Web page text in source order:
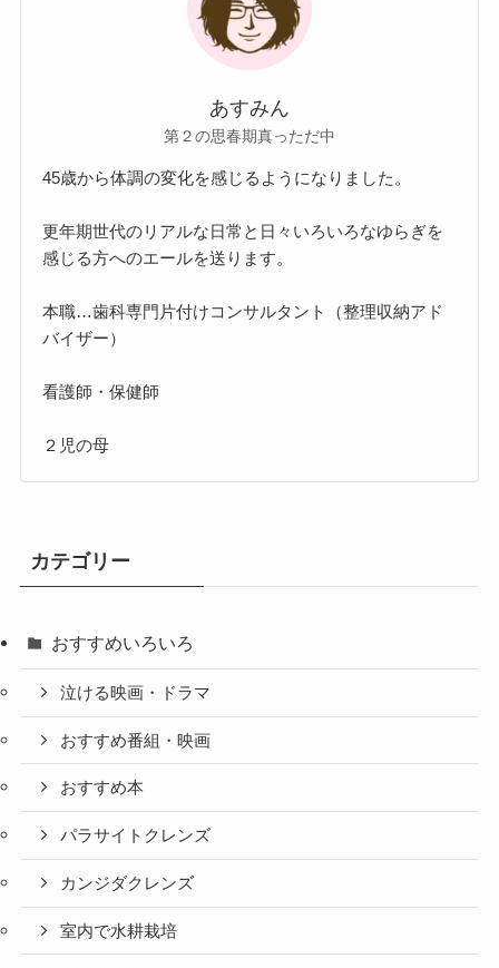
あすみん
第２の思春期真っただ中
45歳から体調の変化を感じるようになりました。
更年期世代のリアルな日常と日々いろいろなゆらぎを
感じる方へのエールを送ります。
本職…歯科専門片付けコンサルタント（整理収納アド
バイザー）
看護師・保健師
２児の母
カテゴリー
おすすめいろいろ
泣ける映画・ドラマ
おすすめ番組・映画
おすすめ本
パラサイトクレンズ
カンジダクレンズ
室内で水耕栽培